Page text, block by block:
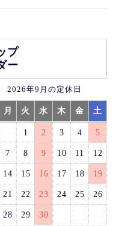
プ
ー
2026年9月の定休日
月 火 水 木 金 土
1 2 3 4 5
7 8 9 10 11 12
14 15 16 17 18 19
21 22 23 24 25 26
28 29
30